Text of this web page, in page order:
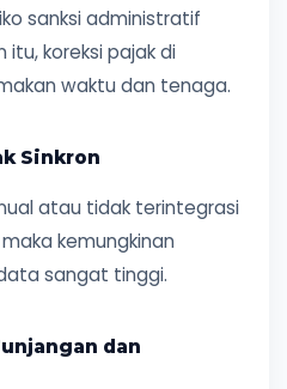
sanksi administratif
itu, koreksi pajak di
waktu dan tenaga.
Sinkron
atau tidak terintegrasi
kemungkinan
sangat tinggi.
dan